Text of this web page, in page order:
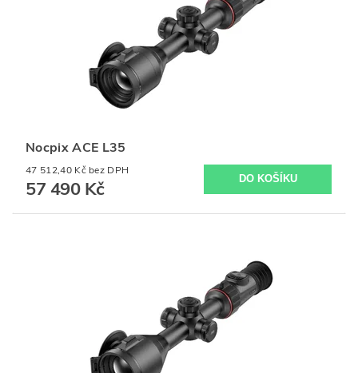
Nocpix ACE L35
47 512,40 Kč bez DPH
57 490 Kč